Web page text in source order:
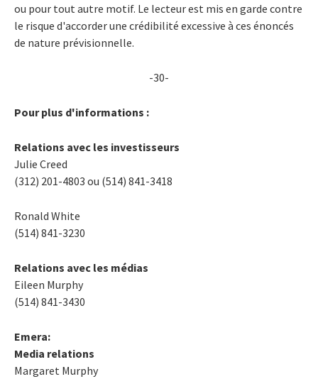
ou pour tout autre motif. Le lecteur est mis en garde contre
le risque d'accorder une crédibilité excessive à ces énoncés
de nature prévisionnelle.
-30-
Pour plus d'informations :
Relations avec les investisseurs
Julie Creed
(312) 201-4803 ou (514) 841-3418
Ronald White
(514) 841-3230
Relations avec les médias
Eileen Murphy
(514) 841-3430
Emera:
Media relations
Margaret Murphy